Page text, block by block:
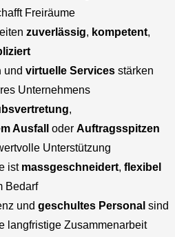
Freiräume
zuverlässig, kompetent,
und virtuelle Services stärken
Unternehmens
,
Ausfall
oder Auftragsspitzen
Unterstützung
ist massgeschneidert, flexibel
Bedarf
und geschultes Personal sind
langfristige Zusammenarbeit